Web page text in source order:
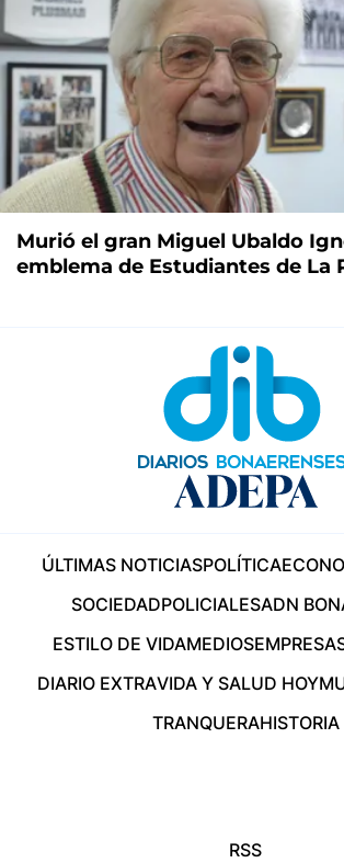
Murió el gran Miguel Ubaldo
emblema de Estudiantes de La
ÚLTIMAS NOTICIASPOLÍTICA
SOCIEDADPOLICIALESADN
ESTILO DE VIDAMEDIOS
DIARIO EXTRAVIDA Y SALUD HOY
TRANQUERAHISTORIA
RSS